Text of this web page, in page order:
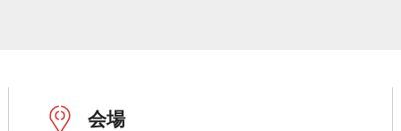
会場